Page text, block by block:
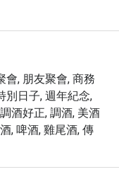
讓您安心享
的奶油雞，以及您
無論是尋找專屬的
，Hashiri 皆能滿
優惠，輕鬆預訂您
美食。
會, 朋友聚會, 商務
別日子, 週年紀念,
酒好正, 調酒, 美酒
, 啤酒, 雞尾酒, 傳